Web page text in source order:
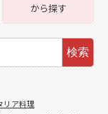
から探す
検索
リア料理